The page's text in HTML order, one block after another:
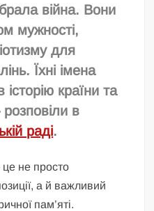
війна. Вони
мужності,
для
Їхні імена
історію країни та
в
раді.
це не просто
а й важливий
пам’яті.